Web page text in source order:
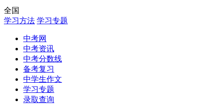
全国
学习方法 学习专题
中考网
中考资讯
中考分数线
备考复习
中学生作文
学习专题
录取查询